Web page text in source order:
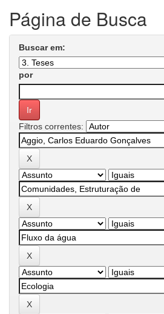
Página de Busca
Buscar em:
por
Filtros correntes: